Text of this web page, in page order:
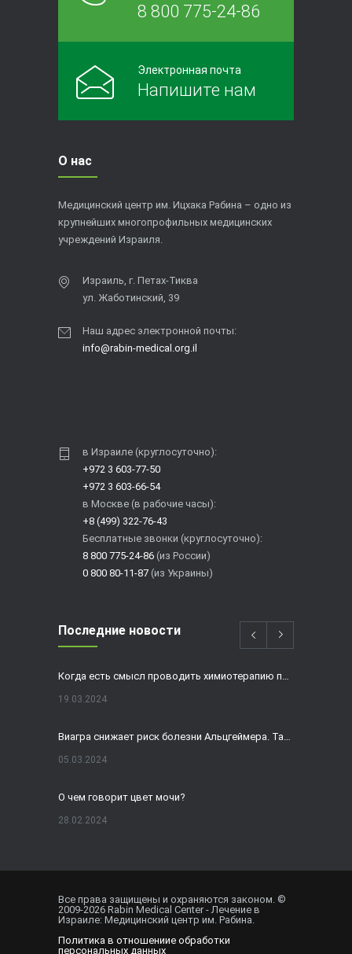
8 800 775-24-86
Электронная почта
Напишите нам
О нас
Медицинский центр им. Ицхака Рабина – одно из
крупнейших многопрофильных медицинских
учреждений Израиля.
Израиль, г. Петах-Тиква
ул. Жаботинский, 39
Наш адрес электронной почты:
info@rabin-medical.org.il
в Израиле (круглосуточно):
+972 3 603-77-50
+972 3 603-66-54
в Москве (в рабочие часы):
+8 (499) 322-76-43
Бесплатные звонки (круглосуточно):
8 800 775-24-86 (из России)
0 800 80-11-87 (из Украины)
Последние новости
19.03.2024
05.03.2024
О чем говорит цвет мочи?
28.02.2024
01.02.2024
Все права защищены и охраняются законом. ©
2009-2026 Rabin Medical Center - Лечение в
Израиле: Медицинский центр им. Рабина.
Политика в отношениие обработки
персональных данных